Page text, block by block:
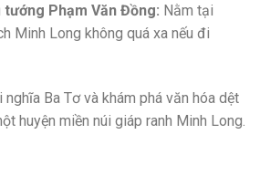
tướng Phạm Văn Đồng: Nằm tại
Minh Long không quá xa nếu đi
nghĩa Ba Tơ và khám phá văn hóa dệt
huyện miền núi giáp ranh Minh Long.